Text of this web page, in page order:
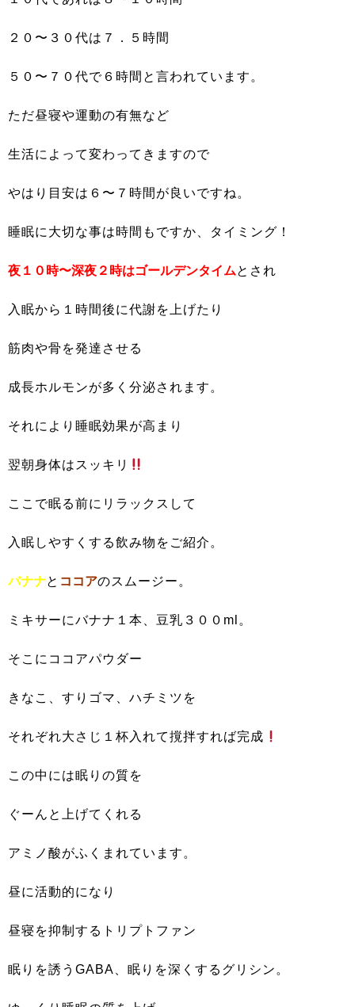
２０〜３０代は７．５時間
５０〜７０代で６時間と言われています。
ただ昼寝や運動の有無など
生活によって変わってきますので
やはり目安は６〜７時間が良いですね。
睡眠に大切な事は時間もですか、タイミング！
夜１０時〜深夜２時はゴールデンタイムとされ
入眠から１時間後に代謝を上げたり
筋肉や骨を発達させる
成長ホルモンが多く分泌されます。
それにより睡眠効果が高まり
翌朝身体はスッキリ
ここで眠る前にリラックスして
入眠しやすくする飲み物をご紹介。
バナナと ココアのスムージー。
ミキサーにバナナ１本、豆乳３００ml。
そこにココアパウダー
きなこ、すりゴマ、ハチミツを
それぞれ大さじ１杯入れて撹拌すれば完成
この中には眠りの質を
ぐーんと上げてくれる
アミノ酸がふくまれています。
昼に活動的になり
昼寝を抑制するトリプトファン
眠りを誘うGABA、眠りを深くするグリシン。